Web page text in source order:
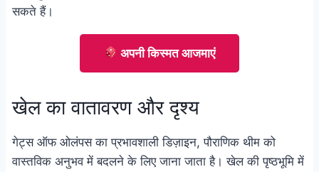
सकते हैं।
अपनी किस्मत आजमाएं
खेल का वातावरण और दृश्य
गेट्स ऑफ ओलंपस का प्रभावशाली डिज़ाइन, पौराणिक थीम को
वास्तविक अनुभव में बदलने के लिए जाना जाता है। खेल की पृष्ठभूमि में